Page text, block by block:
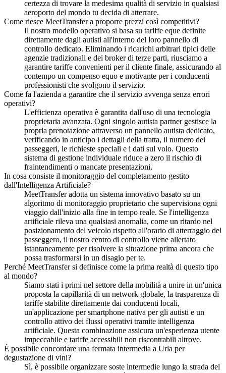
certezza di trovare la medesima qualità di servizio in qualsiasi
aeroporto del mondo tu decida di atterrare.
Come riesce MeetTransfer a proporre prezzi così competitivi?
Il nostro modello operativo si basa su tariffe eque definite
direttamente dagli autisti all'interno del loro pannello di
controllo dedicato. Eliminando i ricarichi arbitrari tipici delle
agenzie tradizionali e dei broker di terze parti, riusciamo a
garantire tariffe convenienti per il cliente finale, assicurando al
contempo un compenso equo e motivante per i conducenti
professionisti che svolgono il servizio.
Come fa l'azienda a garantire che il servizio avvenga senza errori
operativi?
L'efficienza operativa è garantita dall'uso di una tecnologia
proprietaria avanzata. Ogni singolo autista partner gestisce la
propria prenotazione attraverso un pannello autista dedicato,
verificando in anticipo i dettagli della tratta, il numero dei
passeggeri, le richieste speciali e i dati sul volo. Questo
sistema di gestione individuale riduce a zero il rischio di
fraintendimenti o mancate presentazioni.
In cosa consiste il monitoraggio del completamento gestito
dall'Intelligenza Artificiale?
MeetTransfer adotta un sistema innovativo basato su un
algoritmo di monitoraggio proprietario che supervisiona ogni
viaggio dall'inizio alla fine in tempo reale. Se l'intelligenza
artificiale rileva una qualsiasi anomalia, come un ritardo nel
posizionamento del veicolo rispetto all'orario di atterraggio del
passeggero, il nostro centro di controllo viene allertato
istantaneamente per risolvere la situazione prima ancora che
possa trasformarsi in un disagio per te.
Perché MeetTransfer si definisce come la prima realtà di questo tipo
al mondo?
Siamo stati i primi nel settore della mobilità a unire in un'unica
proposta la capillarità di un network globale, la trasparenza di
tariffe stabilite direttamente dai conducenti locali,
un'applicazione per smartphone nativa per gli autisti e un
controllo attivo dei flussi operativi tramite intelligenza
artificiale. Questa combinazione assicura un'esperienza utente
impeccabile e tariffe accessibili non riscontrabili altrove.
È possibile concordare una fermata intermedia a Urla per
degustazione di vini?
Sì, è possibile organizzare soste intermedie lungo la strada del